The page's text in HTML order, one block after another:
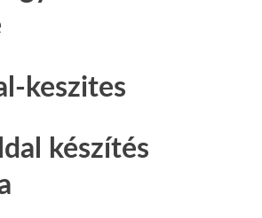
készítés